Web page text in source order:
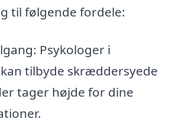
til følgende fordele:
Psykologer i
tilbyde skræddersyede
tager højde for dine